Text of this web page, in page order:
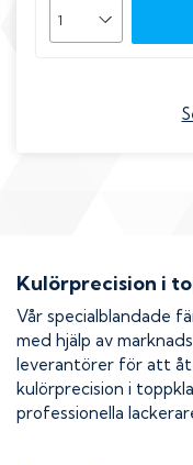
Kulörprecision i
Vår specialblandade
med hjälp av
leverantörer för att
kulörprecision i
professionella